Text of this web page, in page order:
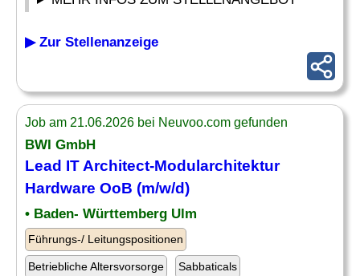
▶ Zur Stellenanzeige
Job am 21.06.2026 bei Neuvoo.com gefunden
BWI GmbH
Lead IT Architect-Modularchitektur
Hardware OoB (m/w/d)
• Baden- Württemberg Ulm
Führungs-/ Leitungspositionen
Betriebliche Altersvorsorge Sabbaticals